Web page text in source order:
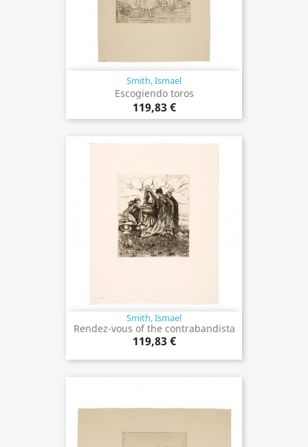
Smith, Ismael
Escogiendo toros
119,83 €
Smith, Ismael
Rendez-vous of the contrabandista
119,83 €